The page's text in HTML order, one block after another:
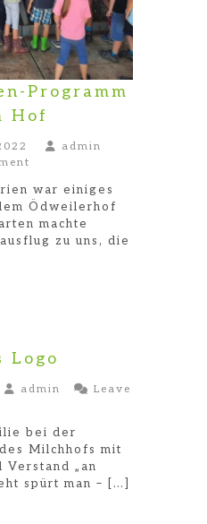
Programm
Hof
admin
Programm
auf
unserem
Hof
war einiges
Ödweilerhof
machte
zu uns, die
Logo
admin
Leave
bei der
Milchhofs mit
Verstand „an
spürt man – […]